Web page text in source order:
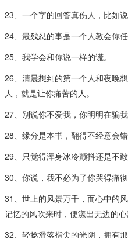
23、一个字的回答真伤人，比如
24、最残忍的事是一个人教会你
25、我学会和你说一样的谎。
26、清晨想到的第一个人和夜晚
人，就是让你痛苦的人。
27、别说你不爱我，你明明在骗我
28、缘分是本书，翻得不经意会
29、只觉得浑身冰冷颤抖还是不敢
30、你说，我不必为了你哭得痛彻
31、世上的风景万千，而心中的
记忆的风吹来时，便漾出无边的心
32、轻捻滑落指尖的光阴，拥有